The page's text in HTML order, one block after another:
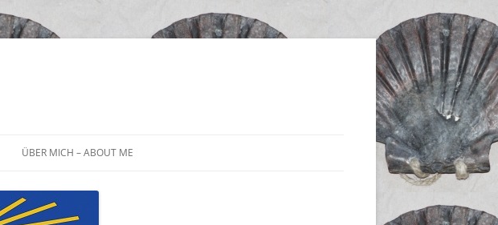
ÜBER MICH – ABOUT ME